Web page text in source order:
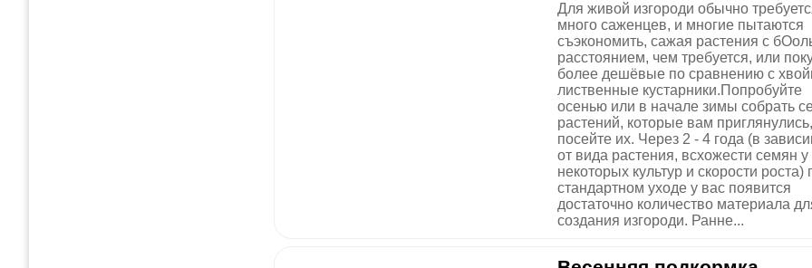
Для живой изгороди обычно
много саженцев, и многие пытаются
съэкономить, сажая растения с
расстоянием, чем требуется, или
более дешёвые по сравнению с
лиственные кустарники.Попробуйте
осенью или в начале зимы собрать
растений, которые вам
посейте их. Через 2 - 4 года (в
от вида растения, всхожести семян у
некоторых культур и скорости роста)
стандартном уходе у вас появится
достаточно количество материала
создания изгороди. Ранне...